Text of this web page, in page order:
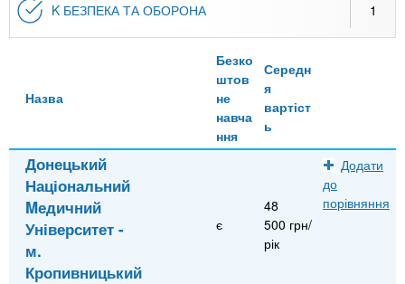
K БЕЗПЕКА ТА ОБОРОНА 1
Назва
Безко
штов
не
навча
ння
Середн
я
вартіст
ь
Донецький
Національний
Mедичний
Університет -
м.
Кропивницький
є
48
500 грн/
рік
Додати
до
порівняння